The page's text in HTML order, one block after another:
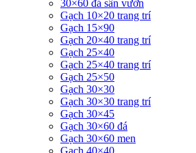
30×60 đá sân vườn
Gạch 10×20 trang trí
Gạch 15×90
Gạch 20×40 trang trí
Gạch 25×40
Gạch 25×40 trang trí
Gạch 25×50
Gạch 30×30
Gạch 30×30 trang trí
Gạch 30×45
Gạch 30×60 đá
Gạch 30×60 men
Gạch 40×40